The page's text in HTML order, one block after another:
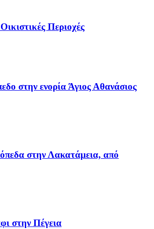
Περιοχές
στην ενορία Άγιος Αθανάσιος
στην Λακατάμεια, από
στην Πέγεια